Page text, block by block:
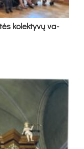
ko­lek­ty­vų va­